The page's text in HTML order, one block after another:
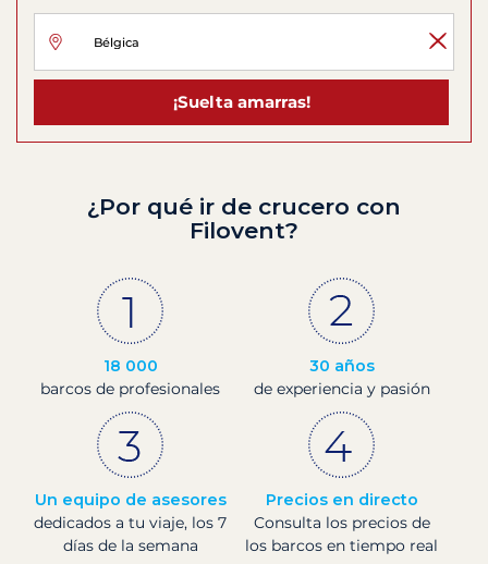
¡Suelta amarras!
¿Por qué ir de crucero con
Filovent?
18 000
barcos de profesionales
30 años
de experiencia y pasión
Un equipo de asesores
dedicados a tu viaje, los 7
días de la semana
Precios en directo
Consulta los precios de
los barcos en tiempo real